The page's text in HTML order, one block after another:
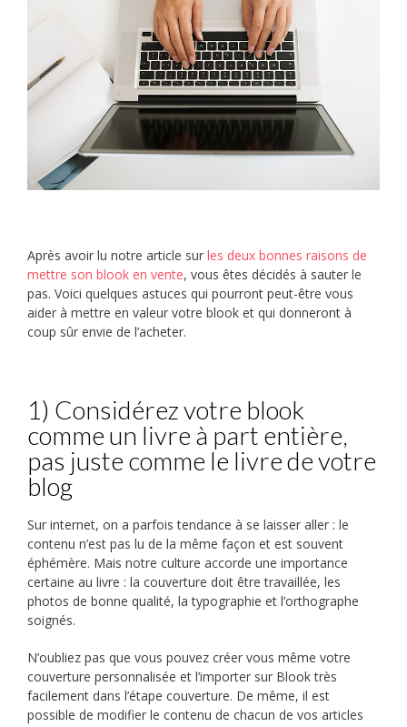
Après avoir lu notre article sur les deux bonnes raisons de
mettre son blook en vente, vous êtes décidés à sauter le
pas. Voici quelques astuces qui pourront peut-être vous
aider à mettre en valeur votre blook et qui donneront à
coup sûr envie de l’acheter.
1) Considérez votre blook
comme un livre à part entière,
pas juste comme le livre de votre
blog
Sur internet, on a parfois tendance à se laisser aller : le
contenu n’est pas lu de la même façon et est souvent
éphémère. Mais notre culture accorde une importance
certaine au livre : la couverture doit être travaillée, les
photos de bonne qualité, la typographie et l’orthographe
soignés.
N’oubliez pas que vous pouvez créer vous même votre
couverture personnalisée et l’importer sur Blook très
facilement dans l’étape couverture. De même, il est
possible de modifier le contenu de chacun de vos articles